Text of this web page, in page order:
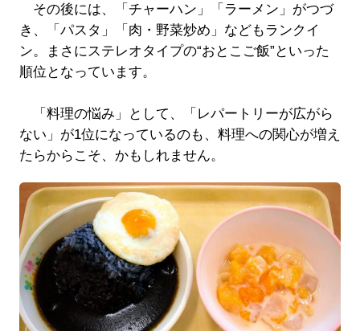
その後には、「チャーハン」「ラーメン」がつづ
き、「パスタ」「肉・野菜炒め」などもランクイ
ン。まさにステレオタイプの“おとこご飯”といった
順位となっています。
「料理の悩み」として、「レパートリーが広がら
ない」が1位になっているのも、料理への関心が増え
たらからこそ、かもしれません。